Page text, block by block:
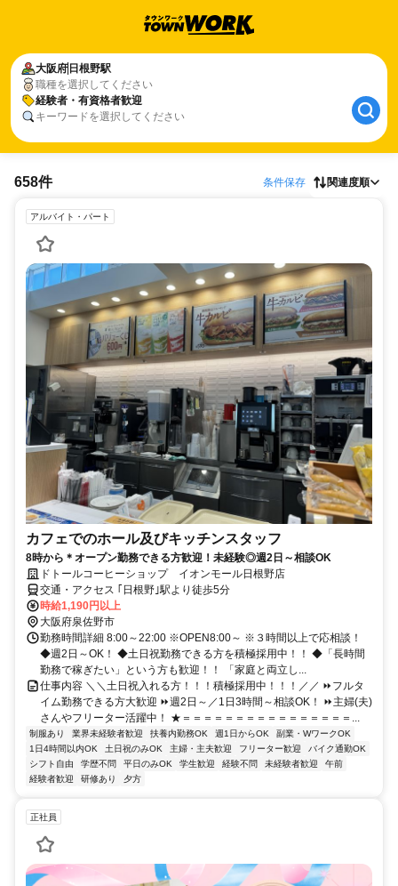
大阪府 日根野駅
職種を選択してください
経験者・有資格者歓迎
キーワードを選択してください
658件 条件保存 関連度順
アルバイト・パート
カフェでのホール及びキッチンスタッフ
8時から＊オープン勤務できる方歓迎！未経験◎週2日～相談OK
ドトールコーヒーショップ イオンモール日根野店
交通・アクセス ｢日根野｣駅より徒歩5分
時給1,190円以上
大阪府泉佐野市
勤務時間詳細 8:00～22:00 ※OPEN8:00～ ※３時間以上で応相談！
◆週2日～OK！ ◆土日祝勤務できる方を積極採用中！！ ◆「長時間
勤務で稼ぎたい」という方も歓迎！！ 「家庭と両立し...
仕事内容 ＼＼土日祝入れる方！！！積極採用中！！！／／ ⏩フルタ
イム勤務できる方大歓迎 ⏩週2日～／1日3時間～相談OK！ ⏩主婦(夫)
さんやフリーター活躍中！ ★＝＝＝＝＝＝＝＝＝＝＝＝＝＝＝＝...
制服あり 業界未経験者歓迎 扶養内勤務OK 週1日からOK
副業・WワークOK
1日4時間以内OK
土日祝のみOK 主婦・主夫歓迎 フリーター歓迎
バイク通勤OK
シフト自由
学歴不問 平日のみOK 学生歓迎 経験不問 未経験者歓迎
午前
経験者歓迎
研修あり 夕方
正社員